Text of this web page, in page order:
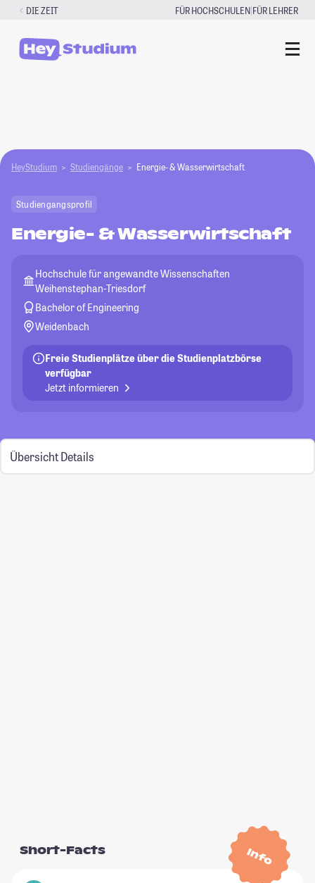
Zum
springen
DIE ZEIT FÜR HOCHSCHULEN|FÜR LEHRER
HeyStudium Studiengänge Energie- & Wasserwirtschaft
Studiengangsprofil
Energie- & Wasserwirtschaft
Hochschule für angewandte Wissenschaften
Weihenstephan-Triesdorf
Bachelor of Engineering
Weidenbach
Freie Studienplätze über die Studienplatzbörse
verfügbar
Jetzt informieren
Übersicht Details
Info
Short-Facts